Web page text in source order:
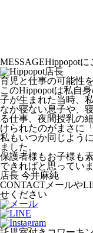
MESSAGEHippopotに
育児と仕事の可能性
このHippopotは私自
子が生まれた当時、
なか寝ない息子や、
る仕事、夜間授乳の
けられたのがまさに
私もいつか同じよう
ました。
保護者様もお子様も
できればと思ってい
店長 今井麻純
CONTACT メールや
せください